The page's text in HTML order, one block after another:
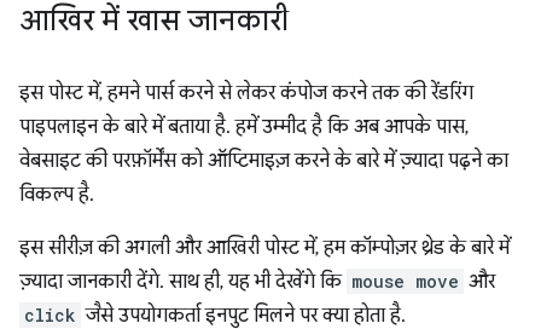
आखिर में खास जानकारी
इस पोस्ट में, हमने पार्स करने से लेकर कंपोज करने तक की रेंडरिंग
पाइपलाइन के बारे में बताया है. हमें उम्मीद है कि अब आपके पास,
वेबसाइट की परफ़ॉर्मेंस को ऑप्टिमाइज़ करने के बारे में ज़्यादा पढ़ने का
विकल्प है.
इस सीरीज़ की अगली और आखिरी पोस्ट में, हम कॉम्पोज़र थ्रेड के बारे में
ज़्यादा जानकारी देंगे. साथ ही, यह भी देखेंगे कि mouse move और
click जैसे उपयोगकर्ता इनपुट मिलने पर क्या होता है.